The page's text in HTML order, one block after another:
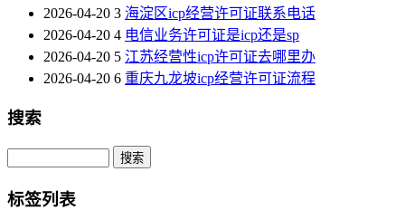
2026-04-20 3 海淀区icp经营许可证联系电话
2026-04-20 4 电信业务许可证是icp还是sp
2026-04-20 5 江苏经营性icp许可证去哪里办
2026-04-20 6 重庆九龙坡icp经营许可证流程
搜索
Search
标签列表